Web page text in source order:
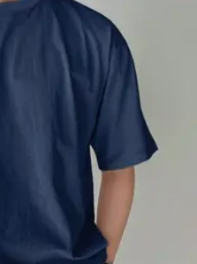
Consejos de